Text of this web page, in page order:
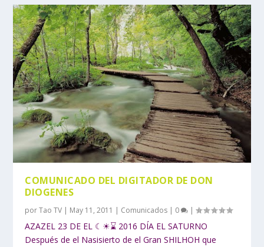
COMUNICADO DEL DIGITADOR DE DON
DIOGENES
porTao TV | May 11, 2011 | Comunicados | 0 |
AZAZEL 23 DE EL ☾☀⌛ 2016 DÍA EL SATURNO
Después de el Nasisierto de el Gran SHILHOH que